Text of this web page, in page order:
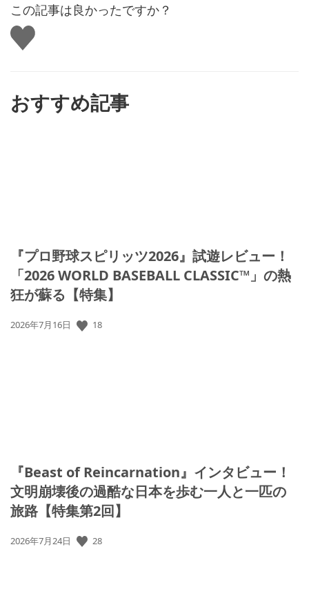
この記事は良かったですか？
い
い
おすすめ記事
『プロ野球スピリッツ2026』試遊レビュー！
「2026 WORLD BASEBALL CLASSIC™」の熱
狂が蘇る【特集】
公
2026年7月16日 18
『Beast of Reincarnation』インタビュー！
文明崩壊後の過酷な日本を歩む一人と一匹の
旅路【特集第2回】
公
2026年7月24日 28